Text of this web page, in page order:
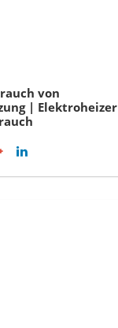
von
| Elektroheizer